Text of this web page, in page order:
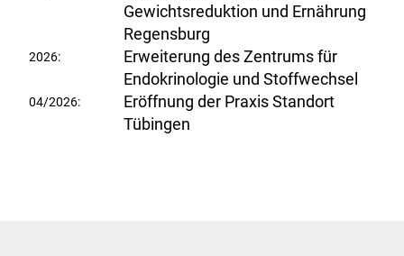
Gewichtsreduktion und Ernährung
Regensburg
2026:
Erweiterung des Zentrums für
Endokrinologie und Stoffwechsel
04/2026:
Eröffnung der Praxis Standort
Tübingen